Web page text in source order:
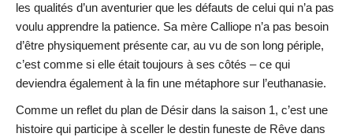
les qualités d’un aventurier que les défauts de celui qui n’a pas
voulu apprendre la patience. Sa mère Calliope n’a pas besoin
d’être physiquement présente car, au vu de son long périple,
c’est comme si elle était toujours à ses côtés – ce qui
deviendra également à la fin une métaphore sur l’euthanasie.
Comme un reflet du plan de Désir dans la saison 1, c’est une
histoire qui participe à sceller le destin funeste de Rêve dans